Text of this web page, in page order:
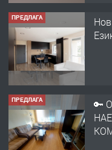
ПРЕДЛАГА
ПРЕДЛАГА
🔑